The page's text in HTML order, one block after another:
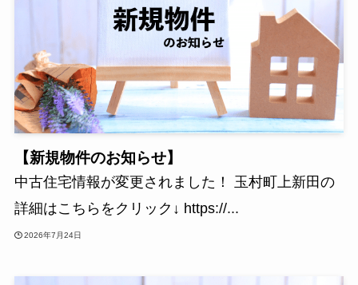
【新規物件のお知らせ】
中古住宅情報が変更されました！ 玉村町上新田の
詳細はこちらをクリック↓ https://...
2026年7月24日